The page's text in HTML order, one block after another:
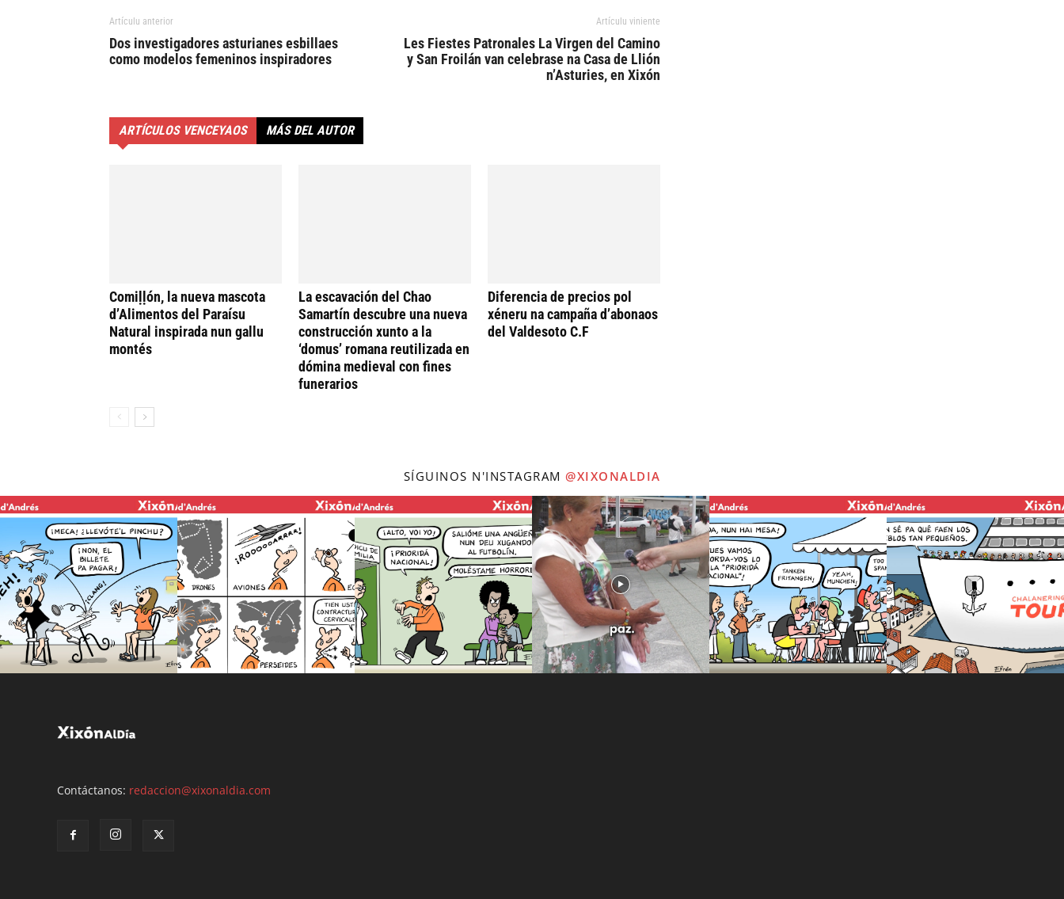
Artículu anterior
Dos investigadores asturianes esbillaes
como modelos femeninos inspiradores
Artículu viniente
Les Fiestes Patronales La Virgen del Camino
y San Froilán van celebrase na Casa de Llión
n’Asturies, en Xixón
ARTÍCULOS VENCEYAOS MÁS DEL AUTOR
Comiḷḷón, la nueva mascota
d’Alimentos del Paraísu
Natural inspirada nun gallu
montés
La escavación del Chao
Samartín descubre una nueva
construcción xunto a la
‘domus’ romana reutilizada en
dómina medieval con fines
funerarios
Diferencia de precios pol
xéneru na campaña d’abonaos
del Valdesoto C.F
SÍGUINOS N'INSTAGRAM @XIXONALDIA
Contáctanos: redaccion@xixonaldia.com